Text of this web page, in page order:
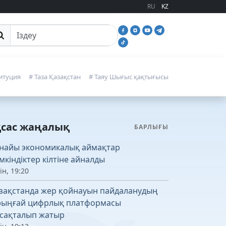
RU KZ
іздеу
# Таза Қазақстан # Таяу Шығыс қақтығысы
жаңалық БАРЛЫҒЫ
экономикалық аймақтар
кілтіне айналды
19:20
жер қойнауын пайдаланудың
цифрлық платформасы
жатыр